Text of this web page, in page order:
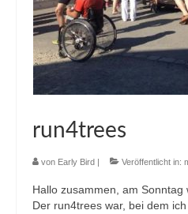
run4trees
von Early Bird Veröffentlicht in:
Hallo zusammen, am
Der run4trees war, bei dem